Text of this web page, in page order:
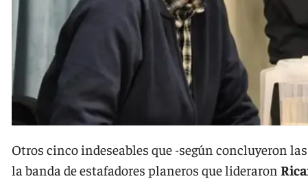
Otros cinco indeseables que -según concluyeron
la banda de estafadores planeros que lideraron